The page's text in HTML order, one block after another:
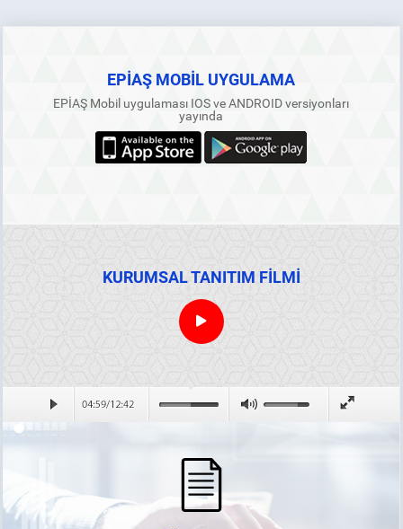
EPİAŞ MOBİL UYGULAMA
EPİAŞ Mobil uygulaması IOS ve ANDROID versiyonları
yayında
KURUMSAL TANITIM FİLMİ